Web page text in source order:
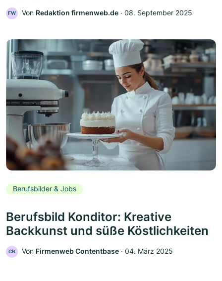
FW Von Redaktion firmenweb.de ‧ 08. September 2025
Berufsbilder & Jobs
Berufsbild Konditor: Kreative
Backkunst und süße Köstlichkeiten
CB Von Firmenweb Contentbase ‧ 04. März 2025